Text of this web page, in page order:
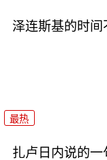
泽连斯基的时
最热
扎卢日内说的